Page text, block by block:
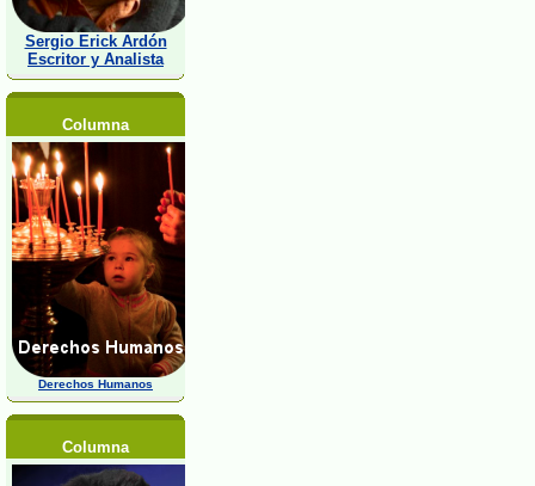
Sergio Erick Ardón
Escritor y Analista
Columna
Derechos Humanos
Columna